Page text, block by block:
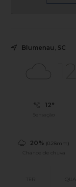
Blumenau, SC
12°
12°
Sensação
20% (0.28mm)
Chance de chuva
TER QUA